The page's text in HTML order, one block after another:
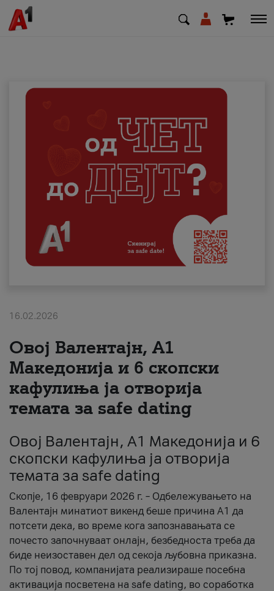
Деловни
Поддршка
Надополни кредит
Плати сметка
#ПодобарОнлајн
16.02.2026
Овој Валентајн, A1
Македонија и 6 скопски
кафулиња ја отворија
темата за safe dating
Овој Валентајн, A1 Македонија и 6
скопски кафулиња ја отворија
темата за safe dating
Скопје, 16 февруари 2026 г. – Одбележувањето на
Валентајн минатиот викенд беше причина А1 да
потсети дека, во време кога запознавањата се
почесто започнуваат онлајн, безбедноста треба да
биде неизоставен дел од секоја љубовна приказна.
По тој повод, компанијата реализираше посебна
активација посветена на safe dating, во соработка